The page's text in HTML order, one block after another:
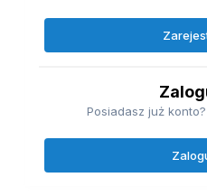
Posiadasz już